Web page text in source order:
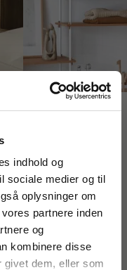
indhold og
sociale medier og til
oplysninger om
partnere inden
og
kombinere disse
givet dem, eller som
varer eller på
.